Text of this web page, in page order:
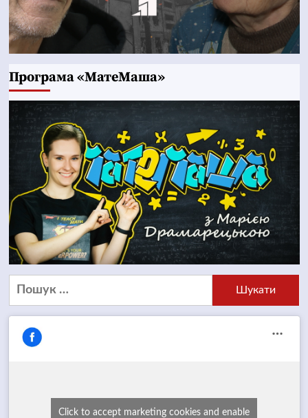
Програма «МатеМаша»
Пошук:
Click to accept marketing cookies and enable